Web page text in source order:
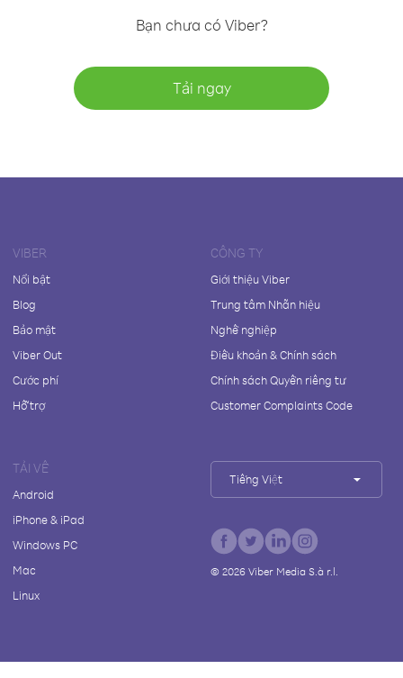
Bạn chưa có Viber?
Tải ngay
VIBER
Nổi bật
Blog
Bảo mật
Viber Out
Cước phí
Hỗ trợ
CÔNG TY
Giới thiệu Viber
Trung tâm Nhãn hiệu
Nghề nghiệp
Điều khoản & Chính sách
Chính sách Quyền riêng tư
Customer Complaints Code
TẢI VỀ
Android
iPhone & iPad
Windows PC
Mac
Linux
Tiếng Việt
© 2026Viber Media S.à r.l.